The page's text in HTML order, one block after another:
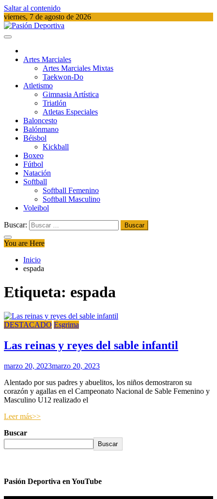
Saltar al contenido
viernes, 7 de agosto de 2026
Artes Marciales
Artes Marciales Mixtas
Taekwon-Do
Atletismo
Gimnasia Artística
Triatlón​
Atletas Especiales
Baloncesto
Balónmano
Béisbol
Kickball​
Boxeo
Fútbol
Natación​
Softball​
Softball​ Femenino
Softball​ Masculino
Voleibol​
Buscar:
You are Here
Inicio
espada
Etiqueta: espada
DESTACADO Esgrima
Las reinas y reyes del sable infantil
marzo 20, 2023marzo 20, 2023
Alentado por sus padres y abuelitos, los niños demostraron su
corazón y agallas en el Campeonato Nacional de Sable Femenino y
Masculino U12 realizado el
Leer más>>
Buscar
Buscar
Pasión Deportiva en YouTube